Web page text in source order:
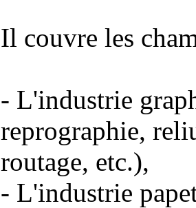
Il couvre les
- L'industrie
reprographie,
routage, etc.),
- L'industrie